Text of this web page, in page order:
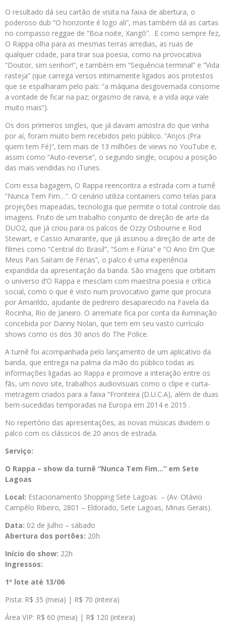
O resultado dá seu cartão de visita na faixa de abertura, o
poderoso dub “O horizonte é logo ali”, mas também dá as cartas
no compasso reggae de “Boa noite, Xangô”. E como sempre fez,
O Rappa olha para as mesmas terras arredias, as ruas de
qualquer cidade, para tirar sua poesia, como na provocativa
“Doutor, sim senhor!”, e também em “Sequência terminal” e “Vida
rasteja” (que carrega versos intimamente ligados aos protestos
que se espalharam pelo país: “a máquina desgovernada consome
a vontade de ficar na paz; orgasmo de raiva, e a vida aqui vale
muito mais”).
Os dois primeiros singles, que já davam amostra do que vinha
por aí, foram muito bem recebidos pelo público. “Anjos (Pra
quem tem Fé)”, tem mais de 13 milhões de views no YouTube e,
assim como “Auto-reverse”, o segundo single, ocupou a posição
das mais vendidas no iTunes.
Com essa bagagem, O Rappa reencontra a estrada com a turnê
“Nunca Tem Fim…”. O cenário utiliza containers como telas para
projeções mapeadas, tecnologia que permite o total controle das
imagens. Fruto de um trabalho conjunto de direção de arte da
DUO2, que já criou para os palcos de Ozzy Osbourne e Rod
Stewart, e Cassio Amarante, que já assinou a direção de arte de
filmes como “Central do Brasil”, “Som e Fúria” e “O Ano Em Que
Meus Pais Saíram de Férias”, o palco é uma experiência
expandida da apresentação da banda. São imagens que orbitam
o universo d’O Rappa e mesclam com maestria poesia e crítica
social, como o que é visto num provocativo game que procura
por Amarildo, ajudante de pedreiro desaparecido na Favela da
Rocinha, Rio de Janeiro. O arremate fica por conta da iluminação
concebida por Danny Nolan, que tem em seu vasto currículo
shows como os dos 30 anos do The Police.
A turnê foi acompanhada pelo lançamento de um aplicativo da
banda, que entrega na palma da mão do público todas as
informações ligadas ao Rappa e promove a interação entre os
fãs, um novo site, trabalhos audiovisuais como o clipe e curta-
metragem criados para a faixa “Fronteira (D.U.C.A), além de duas
bem-sucedidas temporadas na Europa em 2014 e 2015 .
No repertório das apresentações, as novas músicas dividem o
palco com os clássicos de 20 anos de estrada.
Serviço:
O Rappa – show da turnê “Nunca Tem Fim…” em Sete
Lagoas
Local: Estacionamento Shopping Sete Lagoas – (Av. Otávio
Campêlo Ribeiro, 2801 – Eldorado, Sete Lagoas, Minas Gerais).
Data: 02 de Julho – sábado
Abertura dos portões: 20h
Início do show: 22h
Ingressos:
1º lote até 13/06
Pista: R$ 35 (meia) | R$ 70 (inteira)
Área VIP: R$ 60 (meia) | R$ 120 (inteira)